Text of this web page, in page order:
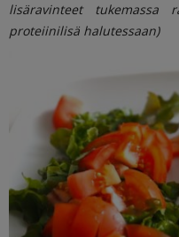
lisäravinteet tukemassa
proteiinilisä halutessaan)